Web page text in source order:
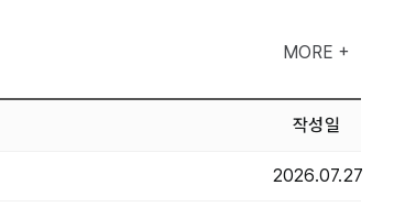
MORE +
작성일
2026.07.27